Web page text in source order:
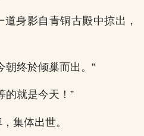
身影自青铜古殿中掠出，
朝终於倾巢而出。”
的就是今天！”
集体出世。